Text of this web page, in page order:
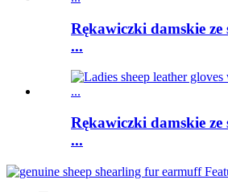
Rękawiczki damskie ze
...
Rękawiczki damskie ze
...